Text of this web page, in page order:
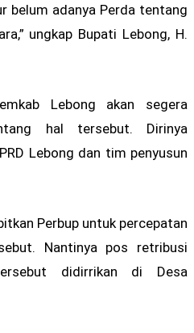
belum adanya Perda tentang
ungkap Bupati Lebong, H.
Lebong akan segera
hal tersebut. Dirinya
Lebong dan tim penyusun
Perbup untuk percepatan
Nantinya pos retribusi
didirrikan di Desa